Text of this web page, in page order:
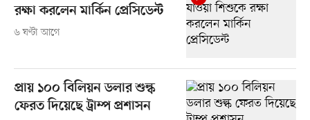
রক্ষা করলেন মার্কিন প্রেসিডেন্ট
৬ ঘণ্টা আগে
প্রায় ১০০ বিলিয়ন ডলার শুল্ক
ফেরত দিয়েছে ট্রাম্প প্রশাসন